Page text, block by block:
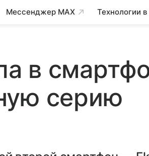
Мессенджер MAX Технологии
в
серию